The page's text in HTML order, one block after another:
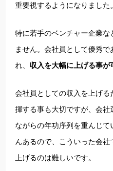
重要視するようになりました。
特に若手のベンチャー企業
ません。会社員として優秀
れ、 収入を大幅に上げる事が
会社員としての収入を上げ
揮する事も大切ですが、会
ながらの年功序列を重んじて
んあるので、こういった会
上げるのは難しいです。